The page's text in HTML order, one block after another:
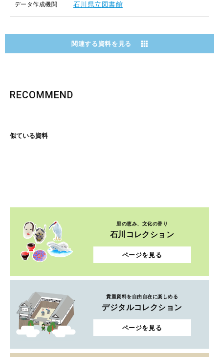
データ作成機関 石川県立図書館
関連する資料を見る
RECOMMEND
似ている資料
里の恵み、文化の香り
石川コレクション
ページを見る
貴重資料を自由自在に楽しめる
デジタルコレクション
ページを見る